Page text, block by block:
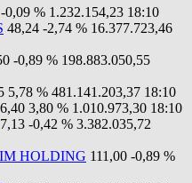
-0,09 % 1.232.154,23 18:10
48,24 -2,74 % 16.377.723,46
-0,89 % 198.883.050,55
5,78 % 481.141.203,37 18:10
3,80 % 1.010.973,30 18:10
7,13 -0,42 % 3.382.035,72
HOLDING 111,00 -0,89 %